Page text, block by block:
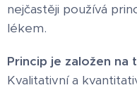
nejčastěji používá
lékem.
Princip je založen
Kvalitativní a